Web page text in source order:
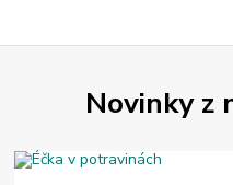
Novinky z